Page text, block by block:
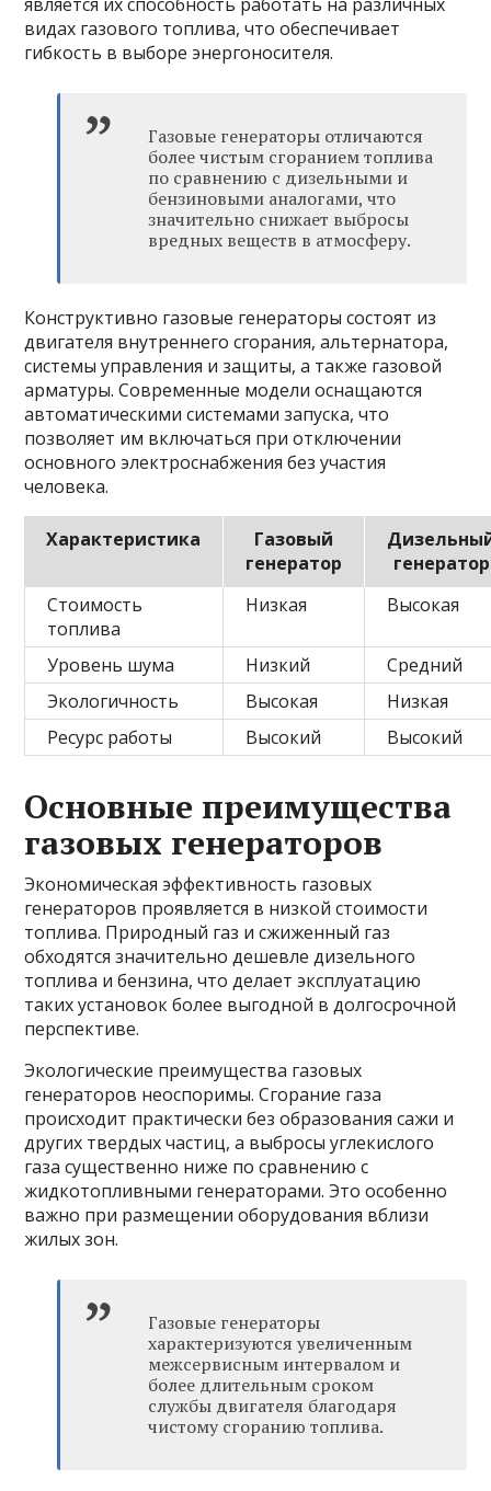
видах газового топлива, что обеспечивает
гибкость в выборе энергоносителя.
Газовые генераторы отличаются
более чистым сгоранием топлива
по сравнению с дизельными и
бензиновыми аналогами, что
значительно снижает выбросы
вредных веществ в атмосферу.
Конструктивно газовые генераторы состоят из
двигателя внутреннего сгорания, альтернатора,
системы управления и защиты, а также газовой
арматуры. Современные модели оснащаются
автоматическими системами запуска, что
позволяет им включаться при отключении
основного электроснабжения без участия
человека.
Характеристика
Газовый
генератор
генератор
Стоимость
топлива
Низкая Высокая
Уровень шума Низкий
Средний
Экологичность
Высокая
Низкая
Ресурс работы
Высокий Высокий
Основные преимущества
газовых генераторов
Экономическая эффективность газовых
генераторов проявляется в низкой стоимости
топлива. Природный газ и сжиженный газ
обходятся значительно дешевле дизельного
топлива и бензина, что делает эксплуатацию
таких установок более выгодной в долгосрочной
перспективе.
Экологические преимущества газовых
генераторов неоспоримы. Сгорание газа
происходит практически без образования сажи и
других твердых частиц, а выбросы углекислого
газа существенно ниже по сравнению с
жидкотопливными генераторами. Это особенно
важно при размещении оборудования вблизи
жилых зон.
Газовые генераторы
характеризуются увеличенным
межсервисным интервалом и
более длительным сроком
службы двигателя благодаря
чистому сгоранию топлива.